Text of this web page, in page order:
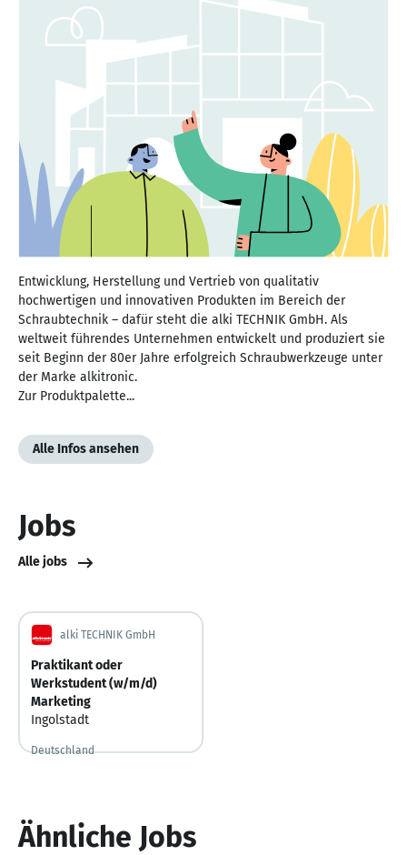
Entwicklung, Herstellung und Vertrieb von qualitativ
hochwertigen und innovativen Produkten im Bereich der
Schraubtechnik – dafür steht die alki TECHNIK GmbH. Als
weltweit führendes Unternehmen entwickelt und produziert sie
seit Beginn der 80er Jahre erfolgreich Schraubwerkzeuge unter
der Marke alkitronic.
Zur Produktpalette...
Alle Infos ansehen
Jobs
Alle jobs
alki TECHNIK GmbH
Praktikant oder
Werkstudent (w/m/d)
Marketing
Ingolstadt
Deutschland
Ähnliche Jobs